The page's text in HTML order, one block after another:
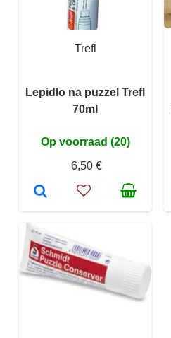
Trefl
Lepidlo na puzzel Trefl
70ml
Op voorraad (20)
6,50 €